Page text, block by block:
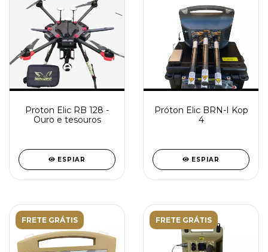
Proton Elic RB 128 -
Ouro e tesouros
ESPIAR
Próton Elic BRN-I Kop
4
ESPIAR
FRETE GRÁTIS FRETE GRÁTIS